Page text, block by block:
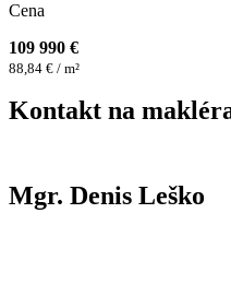
Cena
109 990 €
88,84 € / m²
Kontakt na
Mgr. Denis Leško